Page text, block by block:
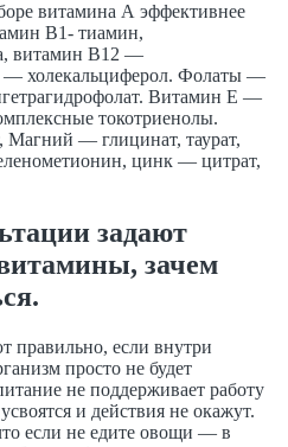
витамина А эффективнее
В1- тиамин,
витамин В12 —
— холекальциферол. Фолаты —
Витамин Е —
токотриенолы.
Магний — глицинат, таурат,
цинк — цитрат,
задают
зачем
если внутри
просто не будет
не поддерживает работу
и действия не окажут.
если не едите овощи — в